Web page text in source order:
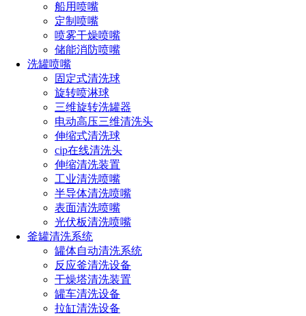
船用喷嘴
定制喷嘴
喷雾干燥喷嘴
储能消防喷嘴
洗罐喷嘴
固定式清洗球
旋转喷淋球
三维旋转洗罐器
电动高压三维清洗头
伸缩式清洗球
cip在线清洗头
伸缩清洗装置
工业清洗喷嘴
半导体清洗喷嘴
表面清洗喷嘴
光伏板清洗喷嘴
釜罐清洗系统
罐体自动清洗系统
反应釜清洗设备
干燥塔清洗装置
罐车清洗设备
拉缸清洗设备
常见应用
金属清洗、脱硫、磷化
产品推荐
瓶罐清洗喷嘴
工业清洗喷嘴
脱硫脱硝喷嘴
定量自动喷嘴